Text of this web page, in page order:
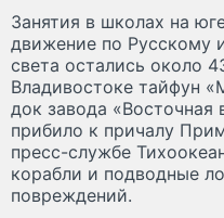
Занятия в школах на
движение по Русскому
света остались около
Владивостоке тайфун
док завода «Восточная
прибило к причалу
пресс-службе
корабли и подводные
повреждений.